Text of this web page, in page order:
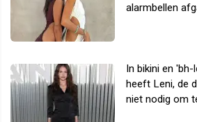
alarmbellen
In bikini en
heeft Leni, de
niet nodig om